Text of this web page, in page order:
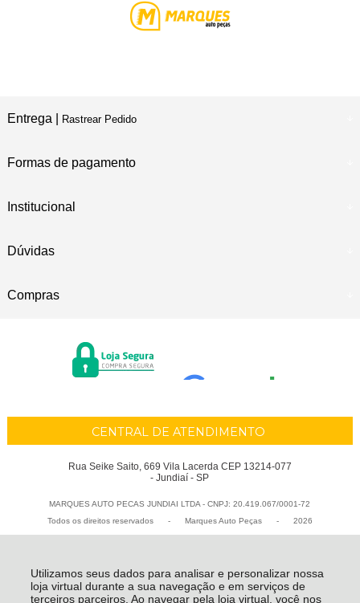
Utilizamos seus dados para analisar e personalizar nossa
loja virtual durante a sua navegação e em serviços de
terceiros parceiros. Ao navegar pela loja virtual, você nos
Entrega | Rastrear Pedido
Formas de pagamento
Institucional
Dúvidas
Compras
CENTRAL DE ATENDIMENTO
Rua Seike Saito, 669 Vila Lacerda CEP 13214-077
- Jundiaí - SP
MARQUES AUTO PECAS JUNDIAI LTDA - CNPJ: 20.419.067/0001-72
Todos os direitos reservados
- Marques Auto Peças - 2026